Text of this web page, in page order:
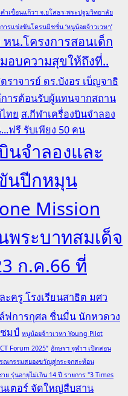
ำเขื่อนแก้วฯ จ.ยโสธร-พระปฐมวิทยาลัย
รแข่งขันโดรนมิชชั่น ‘หนูน้อยจ้าวเวหา’
น.โครงการสอนเด็ก
อบความสุขให้ถึงที่..
ราจารย์ ดร.บังอร เบ็ญจาธิ
ารต้อนรับผู้แทนจากสถาน
ทย ส.กีฬาเครื่องบินจำลอง
ฟรี รับเพียง 50 คน
นจำลองและ
นปีกหมุน
Mission
พระบาทสมเด็จ
ก.ค.66 ที่
ครู โรงเรียนสาธิต มศว
ฟการกุศล ชื่นมื่น นักหวดวง
มป์ หนูน้อยจ้าวเวหา Young Pilot
Forum 2025” อักษรฯ จุฬาฯ เปิดสอน
ณกรรมสยองขวัญสู่กระจกสะท้อน
รุ่นอายุไม่เกิน 14 ปี รายการ "3 Times
เตอร์ จัดใหญ่สืบสาน